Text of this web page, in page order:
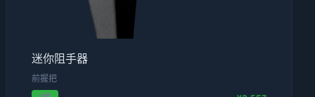
迷你阻手器
前握把